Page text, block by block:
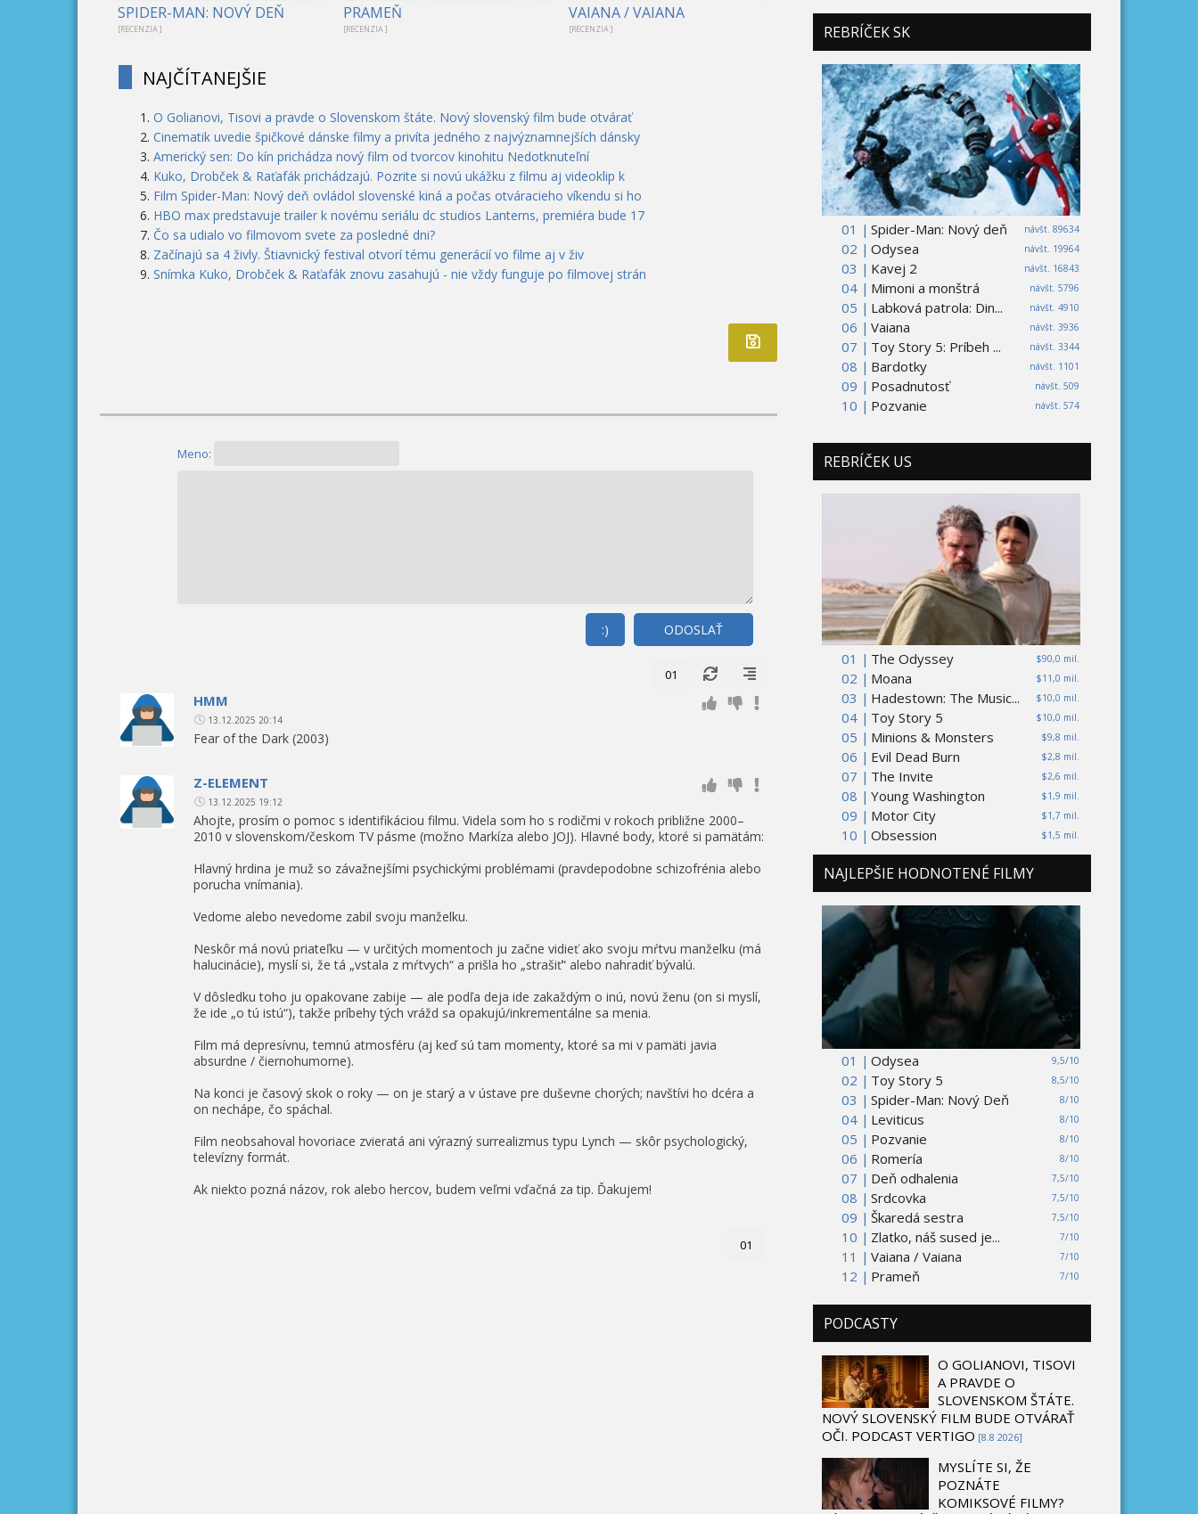
SPIDER-MAN: NOVÝ DEŇ
[RECENZIA ]
PRAMEŇ
[RECENZIA ]
VAIANA / VAIANA
[RECENZIA ]
NAJČÍTANEJŠIE
O Golianovi, Tisovi a pravde o Slovenskom štáte. Nový slovenský film bude otvárať
Cinematik uvedie špičkové dánske filmy a privíta jedného z najvýznamnejších dánsky
Americký sen: Do kín prichádza nový film od tvorcov kinohitu Nedotknuteľní
Kuko, Drobček & Raťafák prichádzajú. Pozrite si novú ukážku z filmu aj videoklip k
Film Spider-Man: Nový deň ovládol slovenské kiná a počas otváracieho víkendu si ho
HBO max predstavuje trailer k novému seriálu dc studios Lanterns, premiéra bude 17
Čo sa udialo vo filmovom svete za posledné dni?
Začínajú sa 4 živly. Štiavnický festival otvorí tému generácií vo filme aj v živ
Snímka Kuko, Drobček & Raťafák znovu zasahujú - nie vždy funguje po filmovej strán
Meno:
ODOSLAŤ
:)
01
HMM
13.12.2025 20:14
Fear of the Dark (2003)
Z-ELEMENT
13.12.2025 19:12
Ahojte, prosím o pomoc s identifikáciou filmu. Videla som ho s rodičmi v rokoch približne 2000–
2010 v slovenskom/českom TV pásme (možno Markíza alebo JOJ). Hlavné body, ktoré si pamätám:
Hlavný hrdina je muž so závažnejšími psychickými problémami (pravdepodobne schizofrénia alebo
porucha vnímania).
Vedome alebo nevedome zabil svoju manželku.
Neskôr má novú priateľku — v určitých momentoch ju začne vidieť ako svoju mŕtvu manželku (má
halucinácie), myslí si, že tá „vstala z mŕtvych“ a prišla ho „strašiť“ alebo nahradiť bývalú.
V dôsledku toho ju opakovane zabije — ale podľa deja ide zakaždým o inú, novú ženu (on si myslí,
že ide „o tú istú“), takže príbehy tých vrážd sa opakujú/inkrementálne sa menia.
Film má depresívnu, temnú atmosféru (aj keď sú tam momenty, ktoré sa mi v pamäti javia
absurdne / čiernohumorne).
Na konci je časový skok o roky — on je starý a v ústave pre duševne chorých; navštívi ho dcéra a
on nechápe, čo spáchal.
Film neobsahoval hovoriace zvieratá ani výrazný surrealizmus typu Lynch — skôr psychologický,
televízny formát.
Ak niekto pozná názov, rok alebo hercov, budem veľmi vďačná za tip. Ďakujem!
01
REBRÍČEK SK
01 | návšt. 89634
Spider-Man: Nový deň
02 |
návšt. 19964
Odysea
03 |
návšt. 16843
Kavej 2
04 |
návšt. 5796
Mimoni a monštrá
05 |
návšt. 4910
Labková patrola: Din...
06 |
návšt. 3936
Vaiana
07 |
návšt. 3344
Toy Story 5: Príbeh ...
08 |
návšt. 1101
Bardotky
09 |
návšt. 509
Posadnutosť
10 |
návšt. 574
Pozvanie
REBRÍČEK US
01 | $90,0 mil.
The Odyssey
02 |
$11,0 mil.
Moana
03 |
$10,0 mil.
Hadestown: The Music...
04 |
$10,0 mil.
Toy Story 5
05 |
$9,8 mil.
Minions & Monsters
06 |
$2,8 mil.
Evil Dead Burn
07 |
$2,6 mil.
The Invite
08 |
$1,9 mil.
Young Washington
09 |
$1,7 mil.
Motor City
10 |
$1,5 mil.
Obsession
NAJLEPŠIE HODNOTENÉ FILMY
01 | 9,5/10
Odysea
02 |
8,5/10
Toy Story 5
03 |
8/10
Spider-Man: Nový Deň
04 |
8/10
Leviticus
05 |
8/10
Pozvanie
06 |
8/10
Romería
07 |
7,5/10
Deň odhalenia
08 |
7,5/10
Srdcovka
09 |
7,5/10
Škaredá sestra
10 |
7/10
Zlatko, náš sused je...
11 |
7/10
Vaiana / Vaiana
12 |
7/10
Prameň
PODCASTY
O GOLIANOVI, TISOVI
A PRAVDE O
SLOVENSKOM ŠTÁTE.
NOVÝ SLOVENSKÝ FILM BUDE OTVÁRAŤ
OČI. PODCAST VERTIGO [8.8 2026]
MYSLÍTE SI, ŽE
POZNÁTE
KOMIKSOVÉ FILMY?